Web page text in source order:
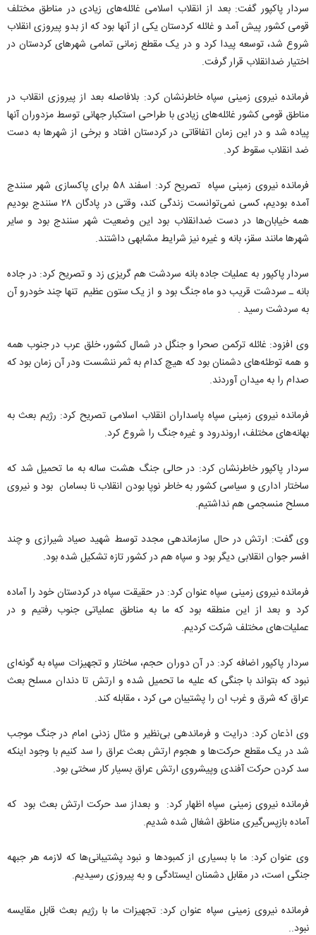
سردار پاکپور گفت: بعد از انقلاب اسلامی غائله‌های زیادی در مناطق مختلف
قومی کشور پیش آمد و غائله کردستان یکی از آنها بود که از بدو پیروزی انقلاب
شروع شد، توسعه پیدا کرد و در یک مقطع زمانی تمامی شهرهای کردستان در
اختیار ضدانقلاب قرار گرفت.
فرمانده نیروی زمینی سپاه خاطرنشان کرد: بلافاصله بعد از پیروزی انقلاب در
مناطق قومی کشور غائله‌های زیادی با طراحی استکبار جهانی توسط مزدوران آنها
پیاده شد و در این زمان اتفاقاتی در کردستان افتاد و برخی از شهرها به دست
ضد انقلاب سقوط کرد.
فرمانده نیروی زمینی سپاه تصریح کرد: اسفند ۵۸ برای پاکسازی شهر سنندج
آمده بودیم، کسی نمی‌توانست زندگی کند، وقتی در پادگان ۲۸ سنندج بودیم
همه خیابان‌ها در دست ضدانقلاب بود این وضعیت شهر سنندج بود و سایر
شهرها مانند سقز، بانه و غیره نیز شرایط مشابهی داشتند.
سردار پاکپور به عملیات جاده بانه سردشت هم گریزی زد و تصریح کرد: در جاده
بانه ـ سردشت قریب دو ماه جنگ بود و از یک ستون عظیم تنها چند خودرو آن
به سردشت رسید .
وی افزود: غائله ترکمن صحرا و جنگل در شمال کشور، خلق عرب در جنوب همه
و همه توطئه‌های دشمنان بود که هیچ کدام به ثمر ننشست ودر آن زمان بود که
صدام را به میدان آوردند.
فرمانده نیروی زمینی سپاه پاسداران انقلاب اسلامی تصریح کرد: رژیم بعث به
بهانه‌های مختلف، اروندرود و غیره جنگ را شروع کرد.
سردار پاکپور خاطرنشان کرد: در حالی جنگ هشت ساله به ما تحمیل شد که
ساختار اداری و سیاسی کشور به خاطر نوپا بودن انقلاب نا بسامان بود و نیروی
مسلح منسجمی هم نداشتیم.
وی گفت: ارتش در حال سازماندهی مجدد توسط شهید صیاد شیرازی و چند
افسر جوان انقلابی دیگر بود و سپاه هم در کشور تازه تشکیل شده بود.
فرمانده نیروی زمینی سپاه عنوان کرد: در حقیقت سپاه در کردستان خود را آماده
کرد و بعد از این منطقه بود که ما به مناطق عملیاتی جنوب رفتیم و در
عملیات‌های مختلف شرکت کردیم.
سردار پاکپور اضافه کرد: در آن دوران حجم، ساختار و تجهیزات سپاه به گونه‌ای
نبود که بتواند با جنگی که علیه ما تحمیل شده و ارتش تا دندان مسلح بعث
عراق که شرق و غرب ان را پشتیبان می کرد ، مقابله کند.
وی اذعان کرد: درایت و فرماندهی بی‌نظیر و مثال زدنی امام در جنگ موجب
شد در یک مقطع حرکت‌ها و هجوم ارتش بعث عراق را سد کنیم با وجود اینکه
سد کردن حرکت آفندی وپیشروی ارتش عراق بسیار کار سختی بود.
فرمانده نیروی زمینی سپاه اظهار کرد: و بعداز سد حرکت ارتش بعث بود که
آماده بازپس‌گیری مناطق اشغال شده شدیم.
وی عنوان کرد: ما با بسیاری از کمبودها و نبود پشتیبانی‌ها که لازمه هر جبهه
جنگی است، در مقابل دشمنان ایستادگی و به پیروزی رسیدیم.
فرمانده نیروی زمینی سپاه عنوان کرد: تجهیزات ما با رژیم بعث قابل مقایسه
نبود..